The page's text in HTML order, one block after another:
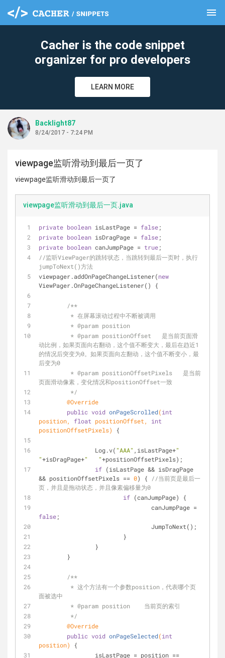
menu
Cacher is the code snippet
organizer for pro developers
LEARN MORE
Backlight87
8/24/2017 - 7:24 PM
viewpage监听滑动到最后一页了
viewpage监听滑动到最后一页了
viewpage监听滑动到最后一页.java
private boolean isLastPage = false;
private boolean isDragPage = false;
private boolean canJumpPage = true;
//监听ViewPager的跳转状态，当跳转到最后一页时，执行
jumpToNext()方法
viewpager.addOnPageChangeListener(new
ViewPager.OnPageChangeListener() {
/**
         * 在屏幕滚动过程中不断被调用
         *
@param position
         *
@param positionOffset   是当前页面滑
动比例，如果页面向右翻动，这个值不断变大，最后在趋近1
的情况后突变为0。如果页面向左翻动，这个值不断变小，最
后变为0
         *
@param positionOffsetPixels   是当前
页面滑动像素，变化情况和positionOffset一致
         */
@Override
public void onPageScrolled(int
position, float positionOffset, int
positionOffsetPixels)
{
                Log.v(
"AAA" ,isLastPage+"
"+isDragPage+"   "+positionOffsetPixels);
if (isLastPage && isDragPage
&& positionOffsetPixels == 0) {
//当前页是最后一
页，并且是拖动状态，并且像素偏移量为0
if (canJumpPage) {
false;
                                JumpToNext();
                        }
                }
        }
/**
面被选中
         *
@param position    当前页的索引
         */
@Override
public void onPageSelected(int
position)
{
clear